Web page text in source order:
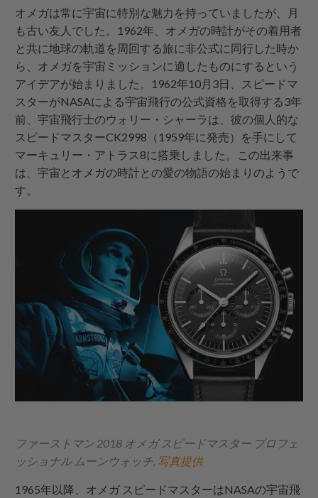
オメガは常に宇宙に特別な魅力を持っていましたが、月
も古い友人でした。1962年、オメガの時計がその着用者
と共に地球の軌道を周回する旅に非公式に同行した時か
ら、オメガを宇宙ミッションに適したものにするという
アイデアが始まりました。1962年10月3日、スピードマ
スターがNASAによる宇宙飛行の公式資格を取得する3年
前、宇宙飛行士のウォリー・シャーラは、彼の個人的な
スピードマスターCK2998（1959年に発売）を手にして
マーキュリー・アトラス8に搭乗しました。この出来事
は、宇宙とオメガの時計との愛の物語の始まりのようで
す。
ファーストマン 2018 オメガ スピードマスター プロフェ
ッショナル ムーンウォッチ, 写真提供
1965年以降、オメガ スピードマスターはNASAの宇宙飛